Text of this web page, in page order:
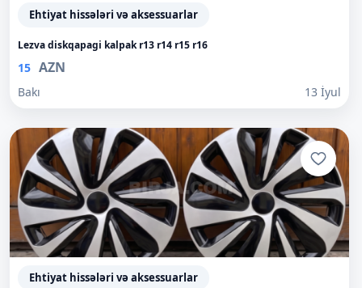
Ehtiyat hissələri və aksessuarlar
Lezva diskqapagi kalpak r13 r14 r15 r16
15 AZN
Bakı 13 İyul
Ehtiyat hissələri və aksessuarlar